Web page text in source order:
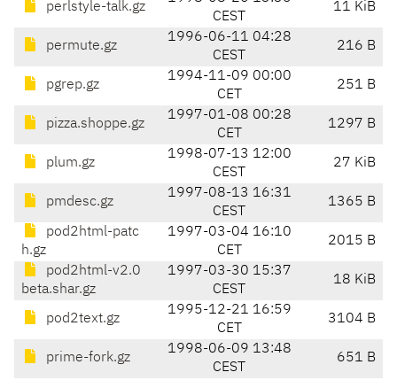
perlstyle-talk.gz
CEST
11 KiB
permute.gz
1996-06-11 04:28
CEST
216 B
pgrep.gz
1994-11-09 00:00
CET
251 B
pizza.shoppe.gz
1997-01-08 00:28
CET
1297 B
plum.gz
1998-07-13 12:00
CEST
27 KiB
pmdesc.gz
1997-08-13 16:31
CEST
1365 B
pod2html-patc
h.gz
1997-03-04 16:10
CET
2015 B
pod2html-v2.0
beta.shar.gz
1997-03-30 15:37
CEST
18 KiB
pod2text.gz
1995-12-21 16:59
CET
3104 B
prime-fork.gz
1998-06-09 13:48
CEST
651 B